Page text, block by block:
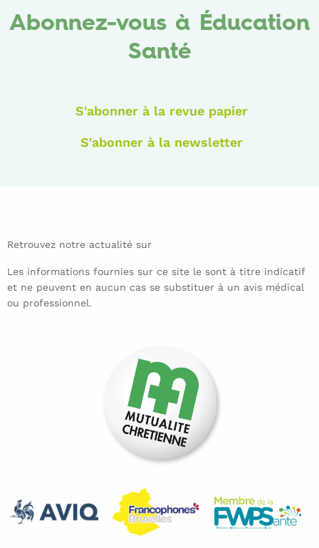
Abonnez-vous à Éducation
Santé
S'abonner à la revue papier
S'abonner à la newsletter
Retrouvez notre actualité sur
Les informations fournies sur ce site le sont à titre indicatif
et ne peuvent en aucun cas se substituer à un avis médical
ou professionnel.